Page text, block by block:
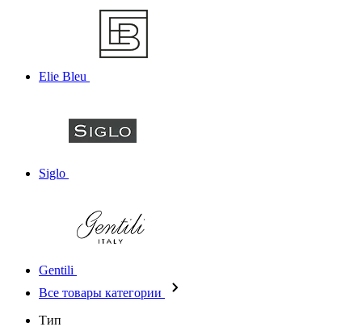
Elie Bleu
Siglo
Gentili
Все товары категории
Тип